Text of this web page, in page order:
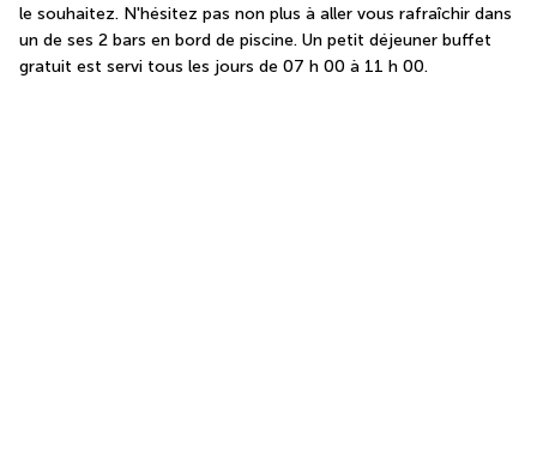
le souhaitez. N'hésitez pas non plus à aller vous rafraîchir dans
un de ses 2 bars en bord de piscine. Un petit déjeuner buffet
gratuit est servi tous les jours de 07 h 00 à 11 h 00.